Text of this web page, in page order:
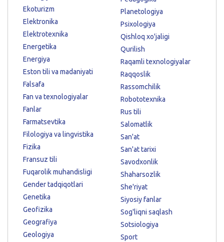
Ekoturizm
Elektronika
Elektrotexnika
Energetika
Energiya
Eston tili va madaniyati
Falsafa
Fan va texnologiyalar
Fanlar
Farmatsevtika
Filologiya va lingvistika
Fizika
Fransuz tili
Fuqarolik muhandisligi
Gender tadqiqotlari
Genetika
Geofizika
Geografiya
Geologiya
Planetologiya
Psixologiya
Qishloq xo'jaligi
Qurilish
Raqamli texnologiyalar
Raqqoslik
Rassomchilik
Robototexnika
Rus tili
Salomatlik
San'at
San'at tarixi
Savodxonlik
Shaharsozlik
She'riyat
Siyosiy fanlar
Sog'liqni saqlash
Sotsiologiya
Sport